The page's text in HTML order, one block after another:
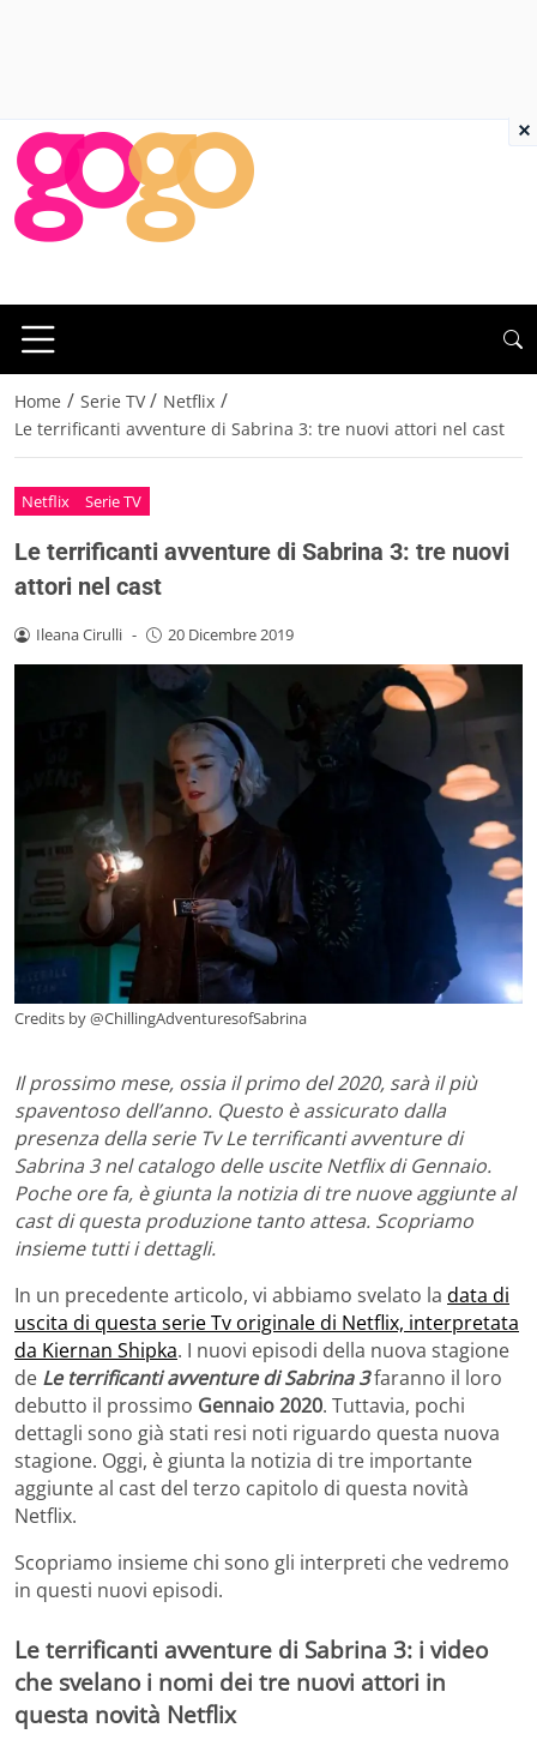
Home / Serie TV / Netflix /
Le terrificanti avventure di Sabrina 3: tre nuovi attori nel cast
Netflix Serie TV
Le terrificanti avventure di Sabrina 3: tre nuovi
attori nel cast
Ileana Cirulli - 20 Dicembre 2019
Credits by @ChillingAdventuresofSabrina
Il prossimo mese, ossia il primo del 2020, sarà il più
spaventoso dell’anno. Questo è assicurato dalla
presenza della serie Tv Le terrificanti avventure di
Sabrina 3 nel catalogo delle uscite Netflix di Gennaio.
Poche ore fa, è giunta la notizia di tre nuove aggiunte al
cast di questa produzione tanto attesa. Scopriamo
insieme tutti i dettagli.
In un precedente articolo, vi abbiamo svelato la data di
uscita di questa serie Tv originale di Netflix, interpretata
da Kiernan Shipka. I nuovi episodi della nuova stagione
de Le terrificanti avventure di Sabrina 3faranno il loro
debutto il prossimo Gennaio 2020. Tuttavia, pochi
dettagli sono già stati resi noti riguardo questa nuova
stagione. Oggi, è giunta la notizia di tre importante
aggiunte al cast del terzo capitolo di questa novità
Netflix.
Scopriamo insieme chi sono gli interpreti che vedremo
in questi nuovi episodi.
Le terrificanti avventure di Sabrina 3: i video
che svelano i nomi dei tre nuovi attori in
questa novità Netflix
×